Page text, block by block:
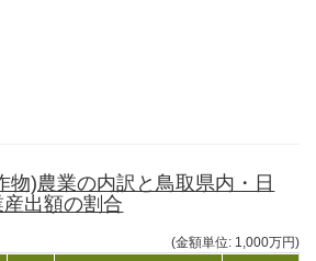
物)農業の内訳と鳥取県内・日
出額の割合
(金額単位: 1,000万円)